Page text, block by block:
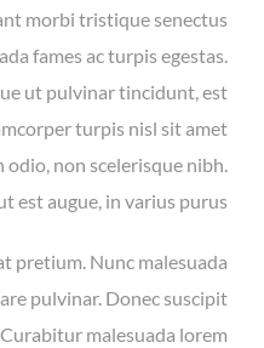
morbi tristique senectus
fames ac turpis egestas.
ut pulvinar tincidunt, est
turpis nisl sit amet
non scelerisque nibh.
est augue, in varius purus.
pretium. Nunc malesuada
pulvinar. Donec suscipit
malesuada lorem